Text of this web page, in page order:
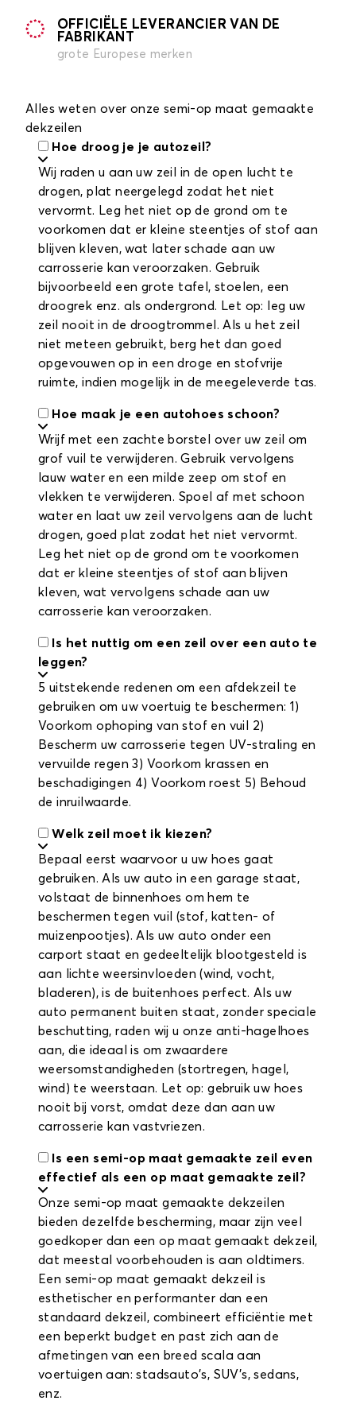
OFFICIËLE LEVERANCIER VAN DE
FABRIKANT
grote Europese merken
Alles weten over onze semi-op maat gemaakte
dekzeilen
Hoe droog je je autozeil?
Wij raden u aan uw zeil in de open lucht te
drogen, plat neergelegd zodat het niet
vervormt. Leg het niet op de grond om te
voorkomen dat er kleine steentjes of stof aan
blijven kleven, wat later schade aan uw
carrosserie kan veroorzaken. Gebruik
bijvoorbeeld een grote tafel, stoelen, een
droogrek enz. als ondergrond. Let op: leg uw
zeil nooit in de droogtrommel. Als u het zeil
niet meteen gebruikt, berg het dan goed
opgevouwen op in een droge en stofvrije
ruimte, indien mogelijk in de meegeleverde tas.
Hoe maak je een autohoes schoon?
Wrijf met een zachte borstel over uw zeil om
grof vuil te verwijderen. Gebruik vervolgens
lauw water en een milde zeep om stof en
vlekken te verwijderen. Spoel af met schoon
water en laat uw zeil vervolgens aan de lucht
drogen, goed plat zodat het niet vervormt.
Leg het niet op de grond om te voorkomen
dat er kleine steentjes of stof aan blijven
kleven, wat vervolgens schade aan uw
carrosserie kan veroorzaken.
Is het nuttig om een zeil over een auto te
leggen?
5 uitstekende redenen om een afdekzeil te
gebruiken om uw voertuig te beschermen: 1)
Voorkom ophoping van stof en vuil 2)
Bescherm uw carrosserie tegen UV-straling en
vervuilde regen 3) Voorkom krassen en
beschadigingen 4) Voorkom roest 5) Behoud
de inruilwaarde.
Welk zeil moet ik kiezen?
Bepaal eerst waarvoor u uw hoes gaat
gebruiken. Als uw auto in een garage staat,
volstaat de binnenhoes om hem te
beschermen tegen vuil (stof, katten- of
muizenpootjes). Als uw auto onder een
carport staat en gedeeltelijk blootgesteld is
aan lichte weersinvloeden (wind, vocht,
bladeren), is de buitenhoes perfect. Als uw
auto permanent buiten staat, zonder speciale
beschutting, raden wij u onze anti-hagelhoes
aan, die ideaal is om zwaardere
weersomstandigheden (stortregen, hagel,
wind) te weerstaan. Let op: gebruik uw hoes
nooit bij vorst, omdat deze dan aan uw
carrosserie kan vastvriezen.
Is een semi-op maat gemaakte zeil even
effectief als een op maat gemaakte zeil?
Onze semi-op maat gemaakte dekzeilen
bieden dezelfde bescherming, maar zijn veel
goedkoper dan een op maat gemaakt dekzeil,
dat meestal voorbehouden is aan oldtimers.
Een semi-op maat gemaakt dekzeil is
esthetischer en performanter dan een
standaard dekzeil, combineert efficiëntie met
een beperkt budget en past zich aan de
afmetingen van een breed scala aan
voertuigen aan: stadsauto's, SUV's, sedans,
enz.